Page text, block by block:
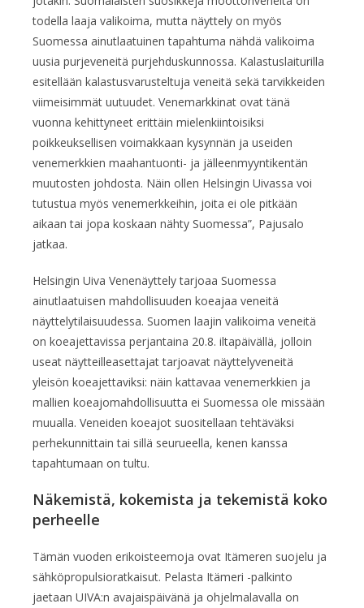
todella laaja valikoima, mutta näyttely on myös
Suomessa ainutlaatuinen tapahtuma nähdä valikoima
uusia purjeveneitä purjehduskunnossa. Kalastuslaiturilla
esitellään kalastusvarusteltuja veneitä sekä tarvikkeiden
viimeisimmät uutuudet. Venemarkkinat ovat tänä
vuonna kehittyneet erittäin mielenkiintoisiksi
poikkeuksellisen voimakkaan kysynnän ja useiden
venemerkkien maahantuonti- ja jälleenmyyntikentän
muutosten johdosta. Näin ollen Helsingin Uivassa voi
tutustua myös venemerkkeihin, joita ei ole pitkään
aikaan tai jopa koskaan nähty Suomessa”, Pajusalo
jatkaa.
Helsingin Uiva Venenäyttely tarjoaa Suomessa
ainutlaatuisen mahdollisuuden koeajaa veneitä
näyttelytilaisuudessa. Suomen laajin valikoima veneitä
on koeajettavissa perjantaina 20.8. iltapäivällä, jolloin
useat näytteilleasettajat tarjoavat näyttelyveneitä
yleisön koeajettaviksi: näin kattavaa venemerkkien ja
mallien koeajomahdollisuutta ei Suomessa ole missään
muualla. Veneiden koeajot suositellaan tehtäväksi
perhekunnittain tai sillä seurueella, kenen kanssa
tapahtumaan on tultu.
Näkemistä, kokemista ja tekemistä koko
perheelle
Tämän vuoden erikoisteemoja ovat Itämeren suojelu ja
sähköpropulsioratkaisut. Pelasta Itämeri -palkinto
jaetaan UIVA:n avajaispäivänä ja ohjelmalavalla on